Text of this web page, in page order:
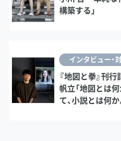
構築する」
インタビュー・
『地図と拳』刊
帆立「地図とは
て、小説とは何か